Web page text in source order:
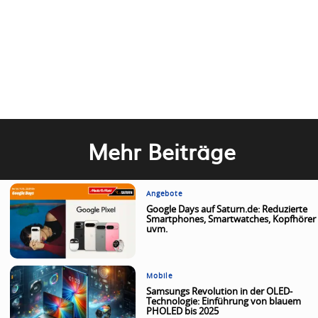
Mehr Beiträge
Angebote
Google Days auf Saturn.de: Reduzierte
Smartphones, Smartwatches, Kopfhörer
uvm.
Mobile
Samsungs Revolution in der OLED-
Technologie: Einführung von blauem
PHOLED bis 2025